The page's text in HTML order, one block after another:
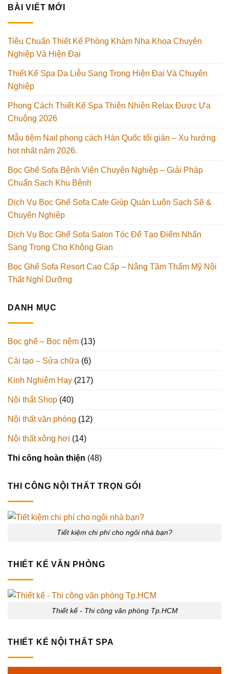
BÀI VIẾT MỚI
Tiêu Chuẩn Thiết Kế Phòng Khám Nha Khoa Chuyên
Nghiệp Và Hiện Đại
Thiết Kế Spa Da Liễu Sang Trọng Hiện Đại Và Chuyên
Nghiệp
Phong Cách Thiết Kế Spa Thiên Nhiên Relax Được Ưa
Chuộng 2026
Mẫu tiệm Nail phong cách Hàn Quốc tối giản – Xu hướng
hot nhất năm 2026.
Bọc Ghế Sofa Bệnh Viện Chuyên Nghiệp – Giải Pháp
Chuẩn Sạch Khu Bệnh
Dịch Vụ Bọc Ghế Sofa Cafe Giúp Quán Luôn Sạch Sẽ &
Chuyên Nghiệp
Dịch Vụ Bọc Ghế Sofa Salon Tóc Để Tạo Điểm Nhấn
Sang Trọng Cho Không Gian
Bọc Ghế Sofa Resort Cao Cấp – Nâng Tầm Thẩm Mỹ Nội
Thất Nghỉ Dưỡng
DANH MỤC
Bọc ghế – Bọc nệm (13)
Cải tạo – Sửa chữa (6)
Kinh Nghiệm Hay (217)
Nội thất Shop (40)
Nội thất văn phòng (12)
Nội thất xông hơi (14)
Thi công hoàn thiện (48)
THI CÔNG NỘI THẤT TRỌN GÓI
Tiết kiệm chi phí cho ngôi nhà bạn?
THIẾT KẾ VĂN PHÒNG
Thiết kế - Thi công văn phòng Tp.HCM
THIẾT KẾ NỘI THẤT SPA